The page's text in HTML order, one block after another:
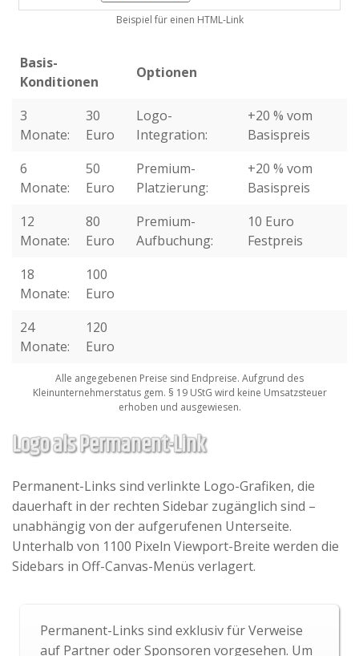
Beispiel für einen HTML-Link
Basis-
Konditionen
Optionen
3
Monate:
30
Euro
Logo-
Integration:
+20 % vom
Basispreis
6
Monate:
50
Euro
Premium-
Platzierung:
+20 % vom
Basispreis
12
Monate:
80
Euro
Premium-
Aufbuchung:
10 Euro
Festpreis
18
Monate:
100
Euro
24
Monate:
120
Euro
Alle angegebenen Preise sind Endpreise. Aufgrund des
Kleinunternehmerstatus gem. § 19 UStG wird keine Umsatzsteuer
erhoben und ausgewiesen.
Logo als Permanent-Link
Permanent-Links sind verlinkte Logo-Grafiken, die
dauerhaft in der rechten Sidebar zugänglich sind –
unabhängig von der aufgerufenen Unterseite.
Unterhalb von 1100 Pixeln Viewport-Breite werden die
Sidebars in Off-Canvas-Menüs verlagert.
Permanent-Links sind exklusiv für Verweise
auf Partner oder Sponsoren vorgesehen. Um